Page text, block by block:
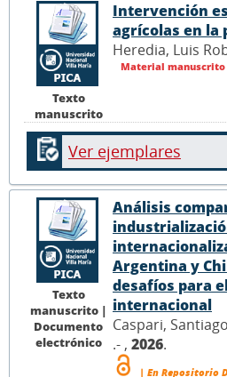
Texto
manuscrito
Intervención
agrícolas en la
Heredia, Luis
Material
Ver ejemplares
Texto
manuscrito |
Documento
electrónico
Análisis
Argentina y
desafíos para
internacional
Caspari,
.- , 2026.
| En Repositorio